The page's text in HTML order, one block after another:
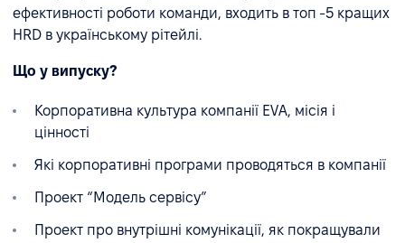
ефективності роботи команди, входить в топ -5 кращих
HRD в українському рітейлі.
Що у випуску?
Корпоративна культура компанії EVА, місія і
цінності
Які корпоративні програми проводяться в компанії
Проект “Модель сервісу”
Проект про внутрішні комунікації, як покращували